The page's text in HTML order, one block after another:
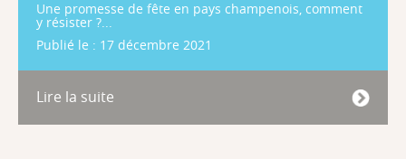
Une promesse de fête en pays champenois, comment
y résister ?...
Publié le : 17 décembre 2021
Lire la suite